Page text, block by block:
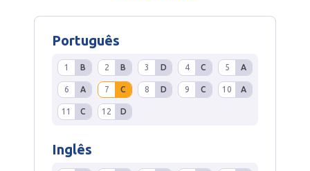
Português
1 B 2 B 3 D 4 C 5 A
6 A 7 C 8 D 9 C 10 A
11 C 12 D
Inglês